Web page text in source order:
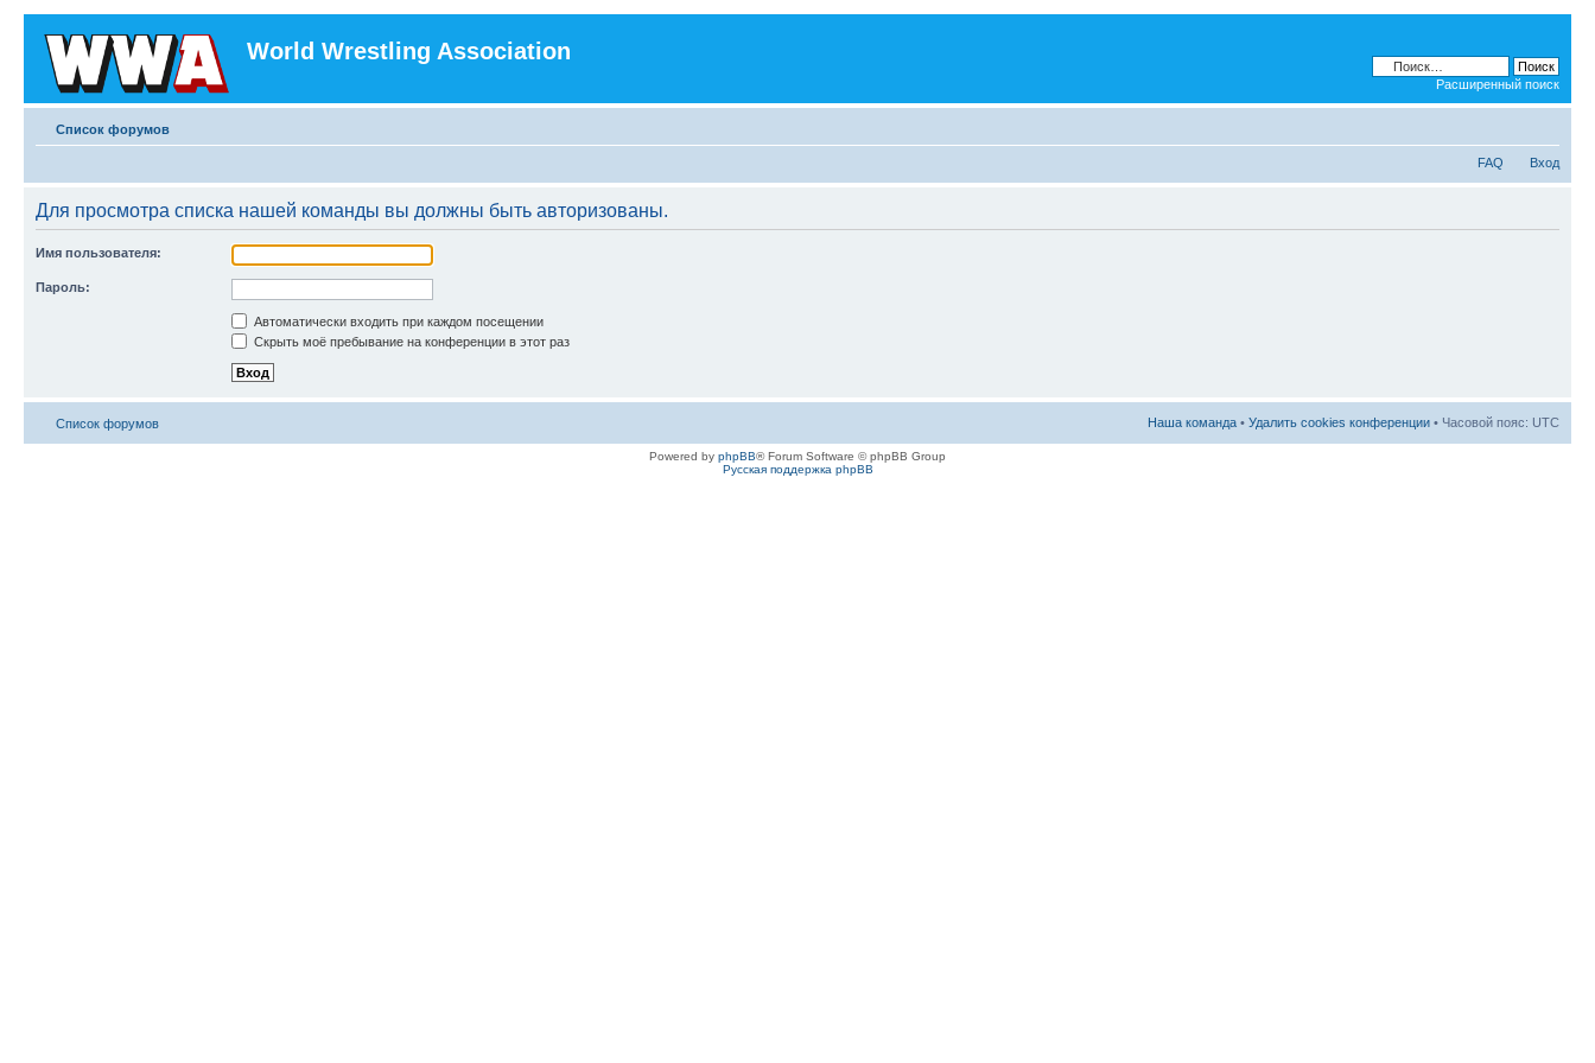
World Wrestling Association
Расширенный поиск
Список форумов
FAQ Вход
Для просмотра списка нашей команды вы должны быть авторизованы.
Имя пользователя:
Пароль:
Автоматически входить при каждом посещении
Скрыть моё пребывание на конференции в этот раз
Список форумов Наша команда • Удалить cookies конференции • Часовой пояс: UTC
Powered by phpBB® Forum Software © phpBB Group
Русская поддержка phpBB